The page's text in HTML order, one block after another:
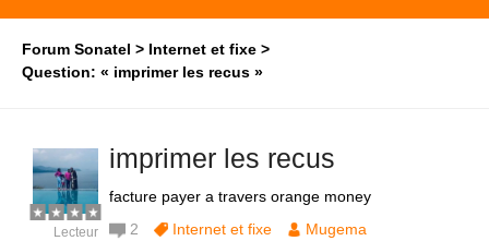
Forum Sonatel
Internet et fixe
Question: « imprimer les recus »
imprimer les recus
facture payer a travers orange money
Lecteur 2 Internet et fixe
Mugema